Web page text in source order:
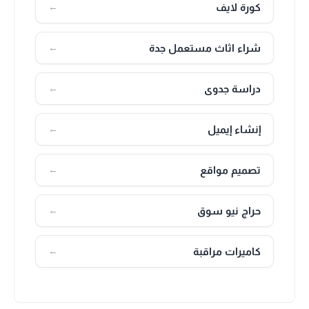
كورة لايف ←
شراء اثاث مستعمل جدة ←
دراسة جدوى ←
إنشاء إيميل ←
تصميم مواقع ←
حراج نيو سوق ←
كاميرات مراقبة ←